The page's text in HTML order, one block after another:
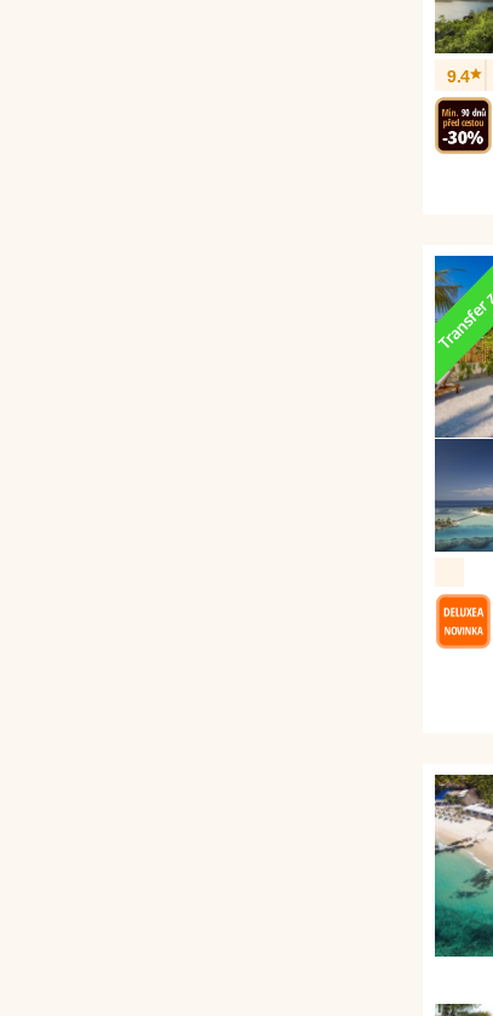
9.4*